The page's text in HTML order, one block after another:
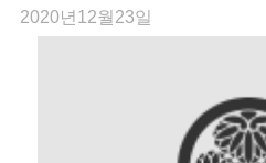
2020년12월23일